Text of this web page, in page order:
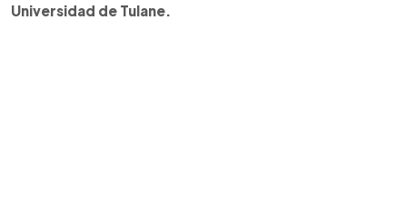
Universidad de Tulane.